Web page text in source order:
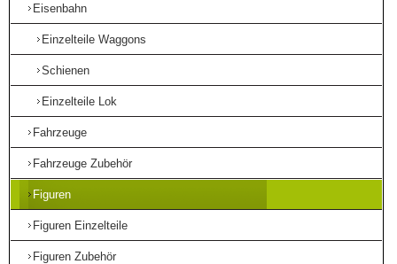
Eisenbahn
Einzelteile Waggons
Schienen
Einzelteile Lok
Fahrzeuge
Fahrzeuge Zubehör
Figuren
Figuren Einzelteile
Figuren Zubehör